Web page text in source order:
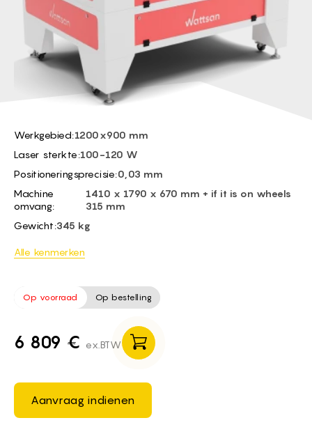
BG -
HU -
Werkgebied:1200x900 mm
Laser sterkte:100-120 W
Positioneringsprecisie:0,03 mm
Machine
omvang:
1410 x 1790 x 670 mm + if it is on wheels
315 mm
Gewicht:345 kg
Alle kenmerken
Op voorraad Op bestelling
6 809 € ex.BTW
Aanvraag indienen